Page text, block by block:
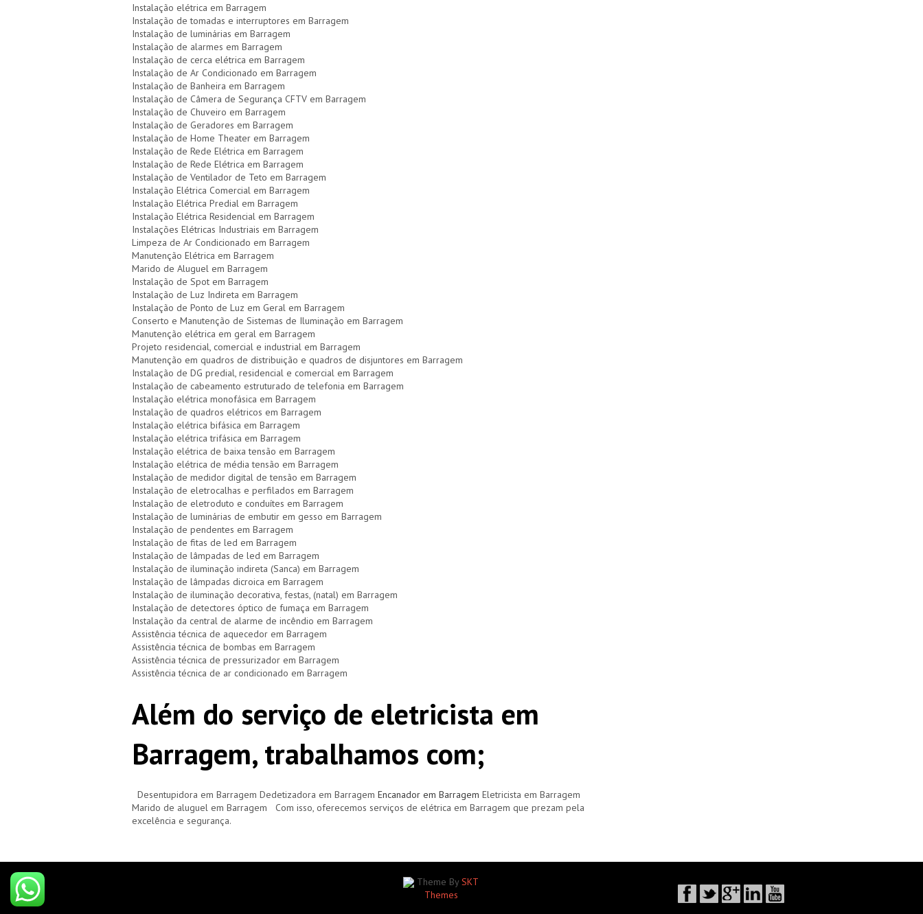
Instalação elétrica em Barragem
Instalação de tomadas e interruptores em Barragem
Instalação de luminárias em Barragem
Instalação de alarmes em Barragem
Instalação de cerca elétrica em Barragem
Instalação de Ar Condicionado em Barragem
Instalação de Banheira em Barragem
Instalação de Câmera de Segurança CFTV em Barragem
Instalação de Chuveiro em Barragem
Instalação de Geradores em Barragem
Instalação de Home Theater em Barragem
Instalação de Rede Elétrica em Barragem
Instalação de Rede Elétrica em Barragem
Instalação de Ventilador de Teto em Barragem
Instalação Elétrica Comercial em Barragem
Instalação Elétrica Predial em Barragem
Instalação Elétrica Residencial em Barragem
Instalações Elétricas Industriais em Barragem
Limpeza de Ar Condicionado em Barragem
Manutenção Elétrica em Barragem
Marido de Aluguel em Barragem
Instalação de Spot em Barragem
Instalação de Luz Indireta em Barragem
Instalação de Ponto de Luz em Geral em Barragem
Conserto e Manutenção de Sistemas de Iluminação em Barragem
Manutenção elétrica em geral em Barragem
Projeto residencial, comercial e industrial em Barragem
Manutenção em quadros de distribuição e quadros de disjuntores em Barragem
Instalação de DG predial, residencial e comercial em Barragem
Instalação de cabeamento estruturado de telefonia em Barragem
Instalação elétrica monofásica em Barragem
Instalação de quadros elétricos em Barragem
Instalação elétrica bifásica em Barragem
Instalação elétrica trifásica em Barragem
Instalação elétrica de baixa tensão em Barragem
Instalação elétrica de média tensão em Barragem
Instalação de medidor digital de tensão em Barragem
Instalação de eletrocalhas e perfilados em Barragem
Instalação de eletroduto e conduítes em Barragem
Instalação de luminárias de embutir em gesso em Barragem
Instalação de pendentes em Barragem
Instalação de fitas de led em Barragem
Instalação de lâmpadas de led em Barragem
Instalação de iluminação indireta (Sanca) em Barragem
Instalação de lâmpadas dicroica em Barragem
Instalação de iluminação decorativa, festas, (natal) em Barragem
Instalação de detectores óptico de fumaça em Barragem
Instalação da central de alarme de incêndio em Barragem
Assistência técnica de aquecedor em Barragem
Assistência técnica de bombas em Barragem
Assistência técnica de pressurizador em Barragem
Assistência técnica de ar condicionado em Barragem
Além do serviço de eletricista em
Barragem, trabalhamos com;
Desentupidora em Barragem Dedetizadora em Barragem Encanador em Barragem Eletricista em Barragem
Marido de aluguel em Barragem Com isso, oferecemos serviços de elétrica em Barragem que prezam pela
excelência e segurança.
Theme By SKT
Themes